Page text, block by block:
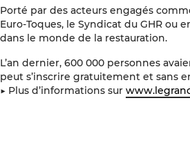
Porté par des acteurs engagés
Euro-Toques, le Syndicat du GHR ou
dans le monde de la restauration.
L’an dernier, 600 000 personnes
peut s’inscrire gratuitement et sans
▶ Plus d’informations sur